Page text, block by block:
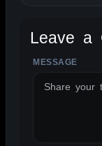
Leave a
MESSAGE
ALTERNATIVE: